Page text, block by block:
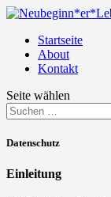
Startseite
About
Kontakt
Seite wählen
Datenschutz
Einleitung